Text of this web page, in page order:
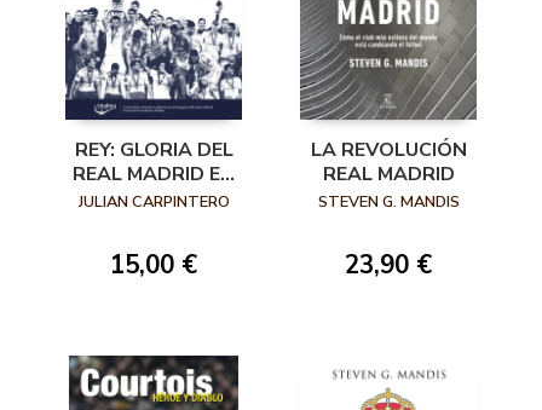
REY: GLORIA DEL
REAL MADRID EN
LA CHAMPIONS
JULIAN CARPINTERO
15,00 €
LA REVOLUCIÓN
REAL MADRID
STEVEN G. MANDIS
23,90 €